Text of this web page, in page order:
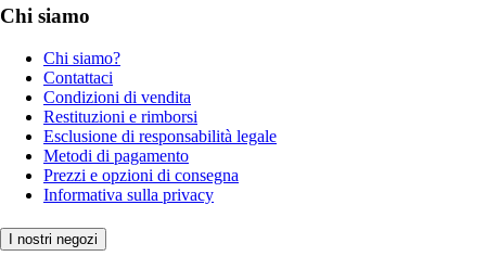
Chi siamo
Chi siamo?
Contattaci
Condizioni di vendita
Restituzioni e rimborsi
Esclusione di responsabilità legale
Metodi di pagamento
Prezzi e opzioni di consegna
Informativa sulla privacy
I nostri negozi